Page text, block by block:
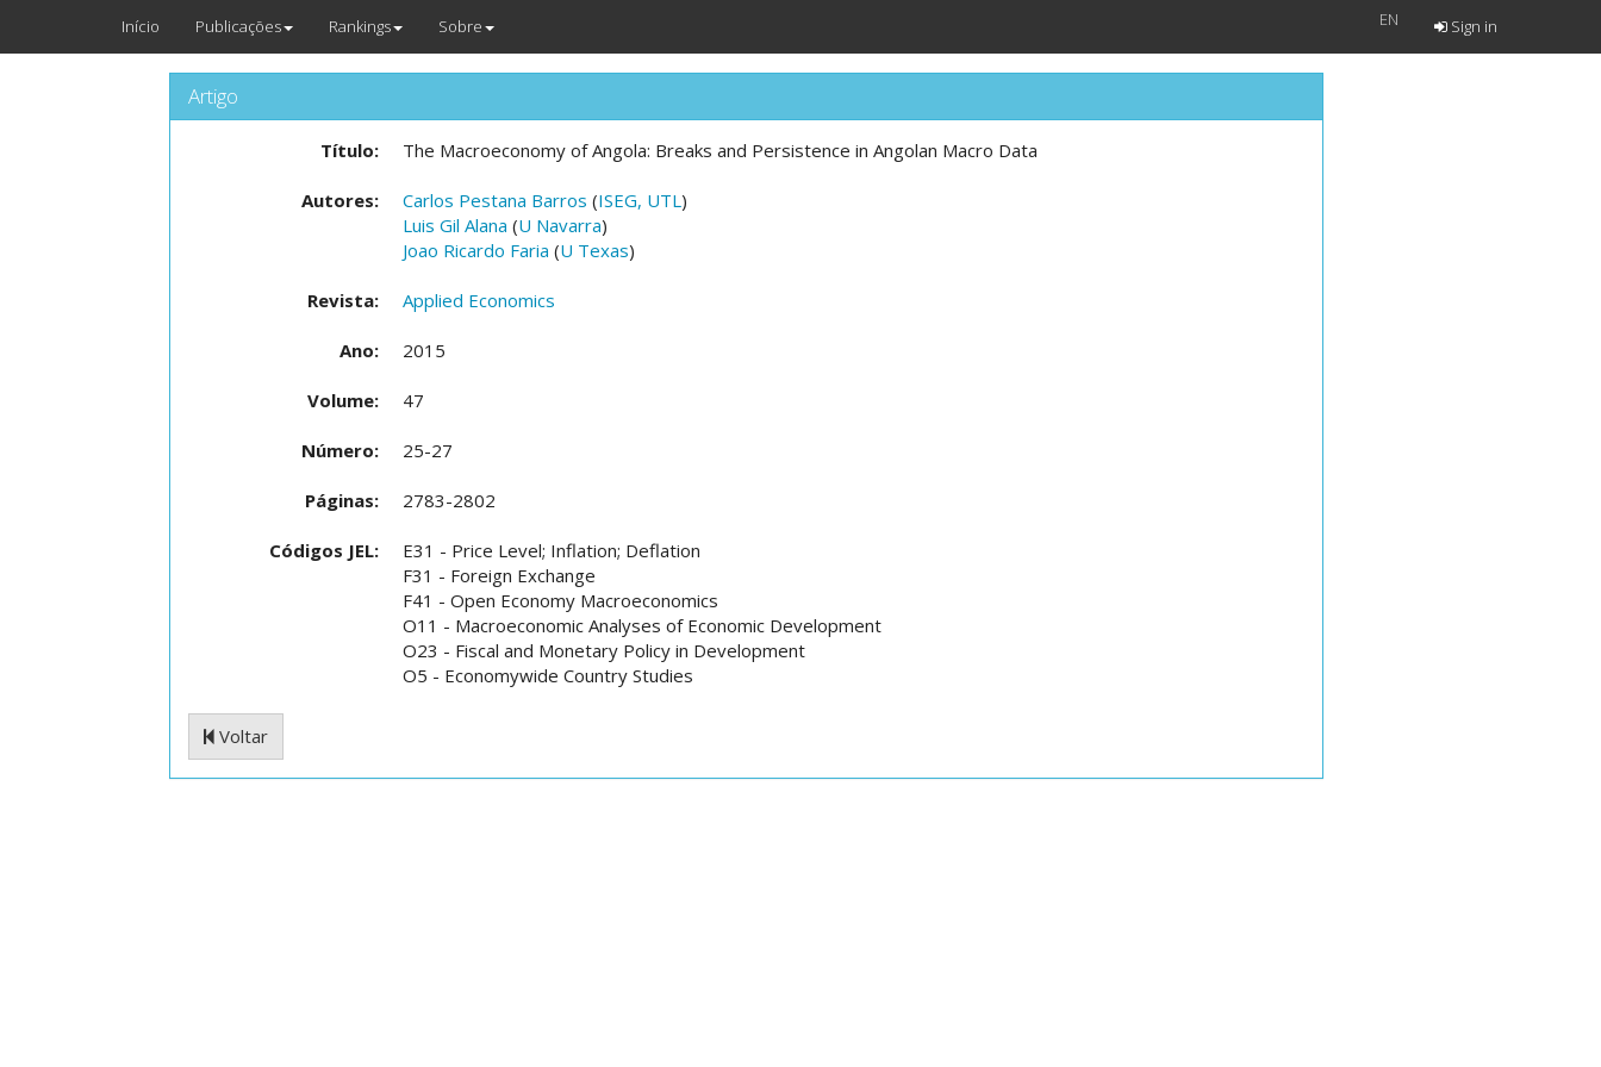
Início Publicações Rankings Sobre EN Sign in
Artigo
Título: The Macroeconomy of Angola: Breaks and Persistence in Angolan Macro Data
Autores: Carlos Pestana Barros (ISEG, UTL)
Luis Gil Alana (U Navarra)
Joao Ricardo Faria (U Texas)
Revista: Applied Economics
Ano: 2015
Volume: 47
Número: 25-27
Páginas: 2783-2802
Códigos JEL:
E31 - Price Level; Inflation; Deflation
F31 - Foreign Exchange
F41 - Open Economy Macroeconomics
O11 - Macroeconomic Analyses of Economic Development
O23 - Fiscal and Monetary Policy in Development
O5 - Economywide Country Studies
Voltar